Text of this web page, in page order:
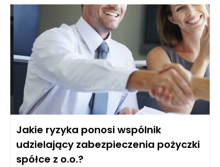
modyfikacji genetycznych komórek nowotworowych, co w
efekcie może zmniejszać potrzebę stosowania tradycyjnych
terapii, takich jak chemioterapia. Decyzje podejmowane w
kontekście onkologii w Warszawie często uwzględniają
możliwości podejścia do leczenia, które są bardziej precyzyjne
i zindywidualizowane. Dzięki temu leczenie onkologiczne w
Warszawie staje się bardziej skuteczne, a zarazem mniej
obciążające dla pacjentów. Rozwój wiedzy oraz innowacyjne
podejścia są kluczowe w walce z nowotworami, co pomaga
osiągać lepsze wyniki terapeutyczne przy mniejszych
skutkach ubocznych.
Jakie ryzyka ponosi wspólnik
udzielający zabezpieczenia pożyczki
spółce z o.o.?